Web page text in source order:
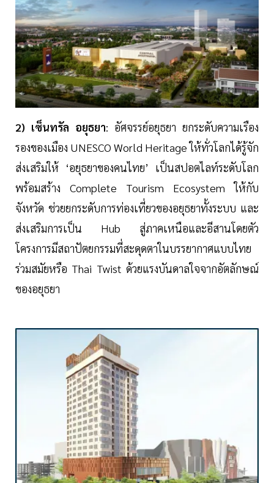
2) เซ็นทรัล อยุธยา: อัศจรรย์อยุธยา ยกระดับความเรือง
รองของเมือง UNESCO World Heritage ให้ทั่วโลกได้รู้จัก
ส่งเสริมให้ ‘อยุธยาของคนไทย’ เป็นสปอตไลท์ระดับโลก
พร้อมสร้าง Complete Tourism Ecosystem ให้กับ
จังหวัด ช่วยยกระดับการท่องเที่ยวของอยุธยาทั้งระบบ และ
ส่งเสริมการเป็น Hub สู่ภาคเหนือและอีสานโดยตัว
โครงการมีสถาปัตยกรรมที่สะดุดตาในบรรยากาศแบบไทย
ร่วมสมัยหรือ Thai Twist ด้วยแรงบันดาลใจจากอัตลักษณ์
ของอยุธยา